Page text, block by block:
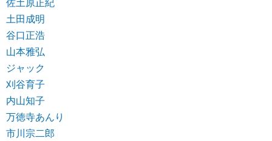
土田成明
谷口正浩
山本雅弘
ジャック
刈谷育子
内山知子
万徳寺あんり
市川宗二郎